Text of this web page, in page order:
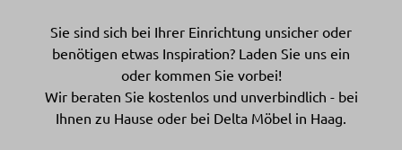
Sie sind sich bei Ihrer Einrichtung unsicher oder
benötigen etwas Inspiration? Laden Sie uns ein
oder kommen Sie vorbei!
Wir beraten Sie kostenlos und unverbindlich - bei
Ihnen zu Hause oder bei Delta Möbel in Haag.